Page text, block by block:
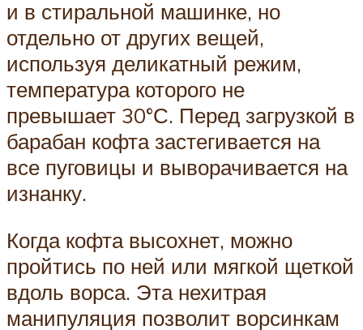
и в стиральной машинке, но
отдельно от других вещей,
используя деликатный режим,
температура которого не
превышает 30°С. Перед загрузкой в
барабан кофта застегивается на
все пуговицы и выворачивается на
изнанку.
Когда кофта высохнет, можно
пройтись по ней или мягкой щеткой
вдоль ворса. Эта нехитрая
манипуляция позволит ворсинкам